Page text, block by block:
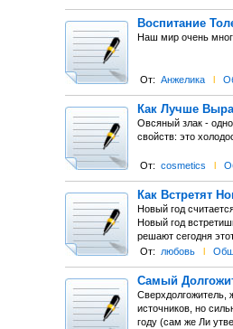
Воспитание
Наш мир очень
От: Анжелика l
Как Лучше
Овсяный злак -
свойств: это
От: cosmetics l
Как Встретят
Новый год
Новый год
решают сегодня
От:
любовь l
Самый
Сверхдолгожитель,
источников, но
году (сам же Ли